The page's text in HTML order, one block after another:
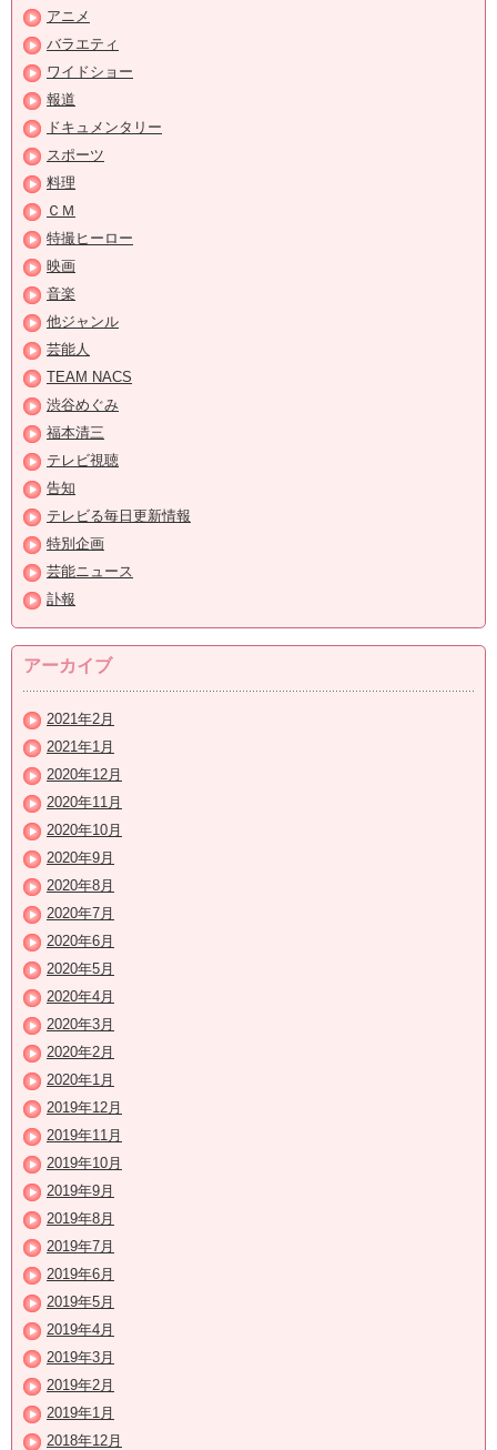
アニメ
バラエティ
ワイドショー
報道
ドキュメンタリー
スポーツ
料理
ＣＭ
特撮ヒーロー
映画
音楽
他ジャンル
芸能人
TEAM NACS
渋谷めぐみ
福本清三
テレビ視聴
告知
テレビる毎日更新情報
特別企画
芸能ニュース
訃報
アーカイブ
2021年2月
2021年1月
2020年12月
2020年11月
2020年10月
2020年9月
2020年8月
2020年7月
2020年6月
2020年5月
2020年4月
2020年3月
2020年2月
2020年1月
2019年12月
2019年11月
2019年10月
2019年9月
2019年8月
2019年7月
2019年6月
2019年5月
2019年4月
2019年3月
2019年2月
2019年1月
2018年12月